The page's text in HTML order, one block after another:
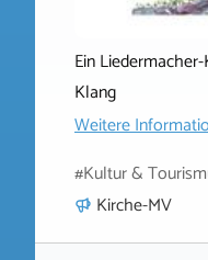
Ein
Klang
Weitere
#Kultur &
Kirche-MV